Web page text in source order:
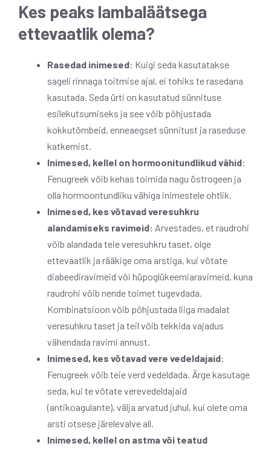
Kes peaks lambaläätsega
ettevaatlik olema?
Rasedad inimesed: Kuigi seda kasutatakse
sageli rinnaga toitmise ajal, ei tohiks te rasedana
kasutada. Seda ürti on kasutatud sünnituse
esilekutsumiseks ja see võib põhjustada
kokkutõmbeid, enneaegset sünnitust ja raseduse
katkemist.
Inimesed, kellel on hormoonitundlikud vähid:
Fenugreek võib kehas toimida nagu östrogeen ja
olla hormoontundliku vähiga inimestele ohtlik.
Inimesed, kes võtavad veresuhkru
alandamiseks ravimeid: Arvestades, et raudrohi
võib alandada teie veresuhkru taset, olge
ettevaatlik ja rääkige oma arstiga, kui võtate
diabeediravimeid või hüpoglükeemiaravimeid, kuna
raudrohi võib nende toimet tugevdada.
Kombinatsioon võib põhjustada liiga madalat
veresuhkru taset ja teil võib tekkida vajadus
vähendada ravimi annust.
Inimesed, kes võtavad vere vedeldajaid:
Fenugreek võib teie verd vedeldada. Ärge kasutage
seda, kui te võtate verevedeldajaid
(antikoagulante), välja arvatud juhul, kui olete oma
arsti otsese järelevalve all.
Inimesed, kellel on astma või teatud